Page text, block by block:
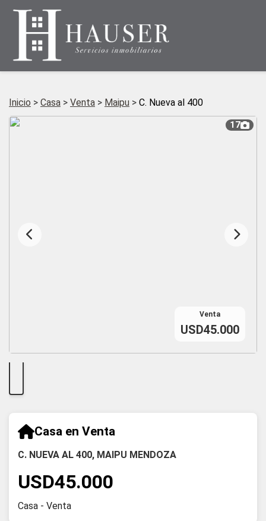
Inicio > Casa > Venta > Maipu > C. Nueva al 400
17
Venta
USD45.000
Casa en Venta
C. NUEVA AL 400, MAIPU MENDOZA
USD45.000
Casa - Venta